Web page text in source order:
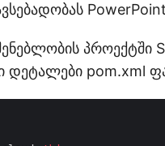
პროექტში
დეტალები pom.xml